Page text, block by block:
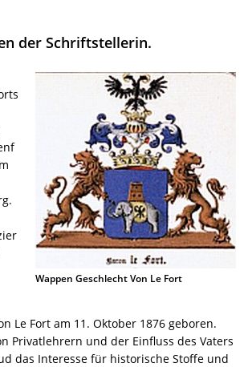
der Schriftstellerin.
Wappen Geschlecht Von Le Fort
Le Fort am 11. Oktober 1876 geboren.
Privatlehrern und der Einfluss des Vaters
das Interesse für historische Stoffe und